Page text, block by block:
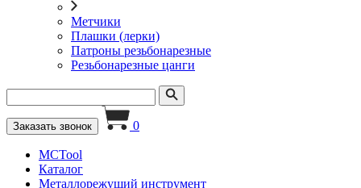
Метчики
Плашки (лерки)
Патроны резьбонарезные
Резьбонарезные цанги
Заказать звонок 0
MCTool
Каталог
Металлорежущий инструмент